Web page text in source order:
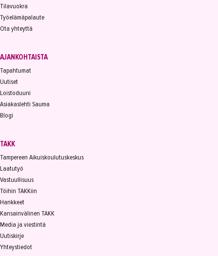
Tilavuokra
Työelämäpalaute
Ota yhteyttä
AJANKOHTAISTA
Tapahtumat
Uutiset
Loistoduuni
Asiakaslehti Sauma
Blogi
TAKK
Tampereen Aikuiskoulutuskeskus
Laatutyö
Vastuullisuus
Töihin TAKKiin
Hankkeet
Kansainvälinen TAKK
Media ja viestintä
Uutiskirje
Yhteystiedot